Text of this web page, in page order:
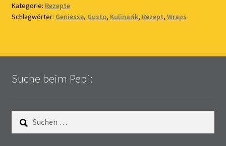
Kategorie: Rezepte
Schlagwörter: Geniesse, Gusto, Kulinarik, Rezept, Wraps
Suche beim Pepi:
nach: